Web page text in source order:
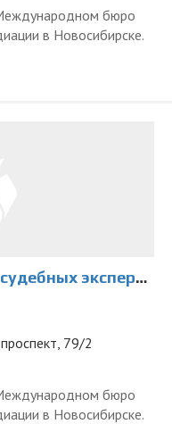
бюро
в Новосибирске.
и медиации на Красном
79/2
бюро
в Новосибирске.